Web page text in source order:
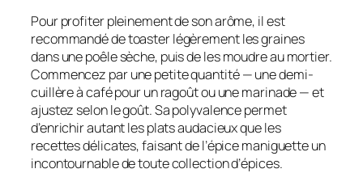
Pour profiter pleinement de son arôme, il est
recommandé de toaster légèrement les graines
dans une poêle sèche, puis de les moudre au mortier.
Commencez par une petite quantité — une demi-
cuillère à café pour un ragoût ou une marinade — et
ajustez selon le goût. Sa polyvalence permet
d’enrichir autant les plats audacieux que les
recettes délicates, faisant de l’épice maniguette un
incontournable de toute collection d’épices.